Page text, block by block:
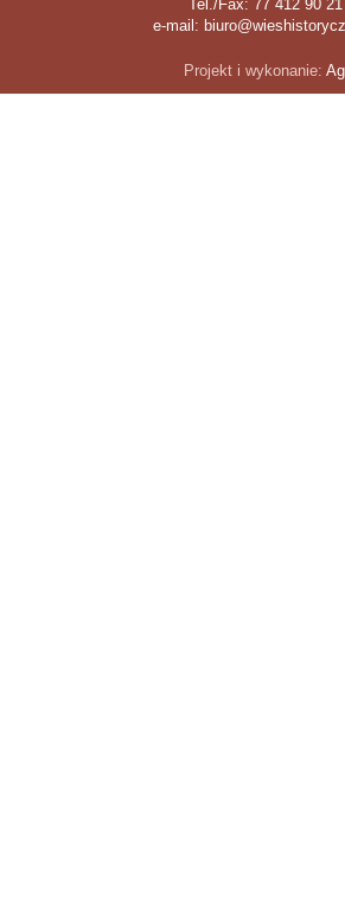
Tel./Fax: 77 412 90 21
e-mail:
Projekt i wykonanie: